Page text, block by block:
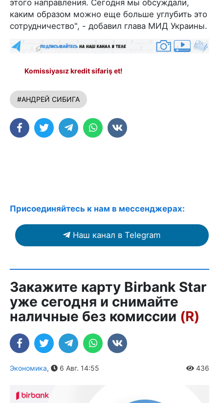
этого направления. Сегодня мы обсуждали,
каким образом можно еще больше углубить это
сотрудничество", - добавил глава МИД Украины.
Komissiyasız kredit sifariş et!
#АНДРЕЙ СИБИГА
Присоединяйтесь к нам в мессенджерах:
Наш канал в Telegram
Закажите карту Birbank Star
уже сегодня и снимайте
наличные без комиссии (R)
Экономика, 6 Авг. 14:55 436